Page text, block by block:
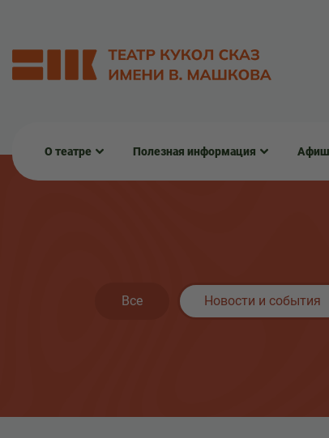
О театре Полезная информация
Все Новости и события